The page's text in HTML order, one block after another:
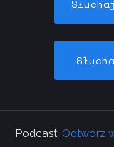
Podcast: Odtwórz